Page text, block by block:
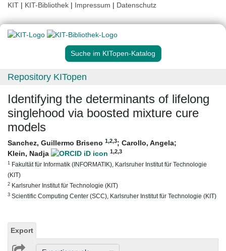
KIT | KIT-Bibliothek | Impressum | Datenschutz
Suche im KITopen-Katalog
Repository KITopen
Identifying the determinants of lifelong
singlehood via boosted mixture cure
models
Sanchez, Guillermo Briseno 1,2,3; Carollo, Angela;
Klein, Nadja
1,2,3
1 Fakultät für Informatik (INFORMATIK), Karlsruher Institut für Technologie
(KIT)
2 Karlsruher Institut für Technologie (KIT)
3 Scientific Computing Center (SCC), Karlsruher Institut für Technologie (KIT)
Export